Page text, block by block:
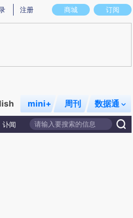
意图存在偏差。不代表财新观点和立场。推荐
商城 订阅
注册
mini+ 周刊 数据通
讣闻